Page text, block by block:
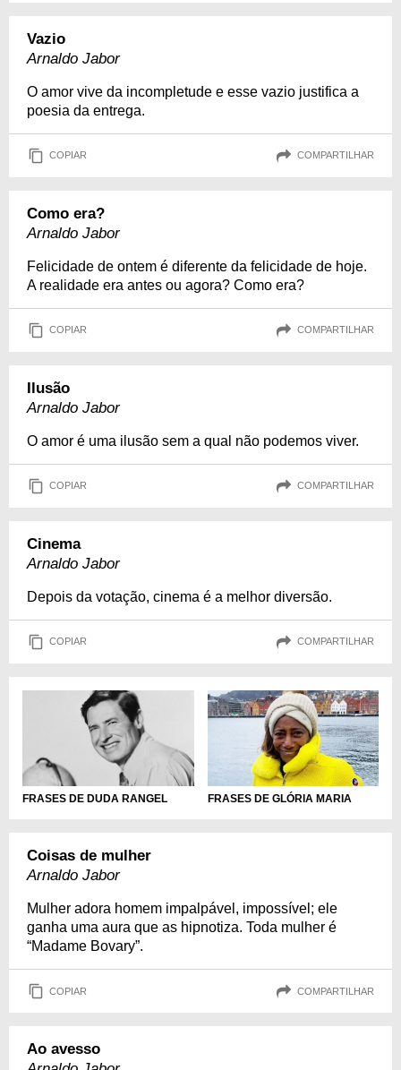
Vazio
Arnaldo Jabor
O amor vive da incompletude e esse vazio justifica a
poesia da entrega.
COPIAR COMPARTILHAR
Como era?
Arnaldo Jabor
Felicidade de ontem é diferente da felicidade de hoje.
A realidade era antes ou agora? Como era?
COPIAR COMPARTILHAR
Ilusão
Arnaldo Jabor
O amor é uma ilusão sem a qual não podemos viver.
COPIAR COMPARTILHAR
Cinema
Arnaldo Jabor
Depois da votação, cinema é a melhor diversão.
COPIAR COMPARTILHAR
FRASES DE DUDA RANGEL FRASES DE GLÓRIA MARIA
Coisas de mulher
Arnaldo Jabor
Mulher adora homem impalpável, impossível; ele
ganha uma aura que as hipnotiza. Toda mulher é
“Madame Bovary”.
COPIAR COMPARTILHAR
Ao avesso